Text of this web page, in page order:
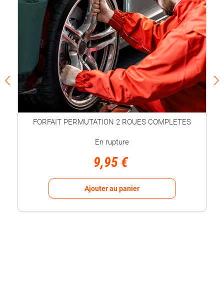
FORFAIT PERMUTATION 2 ROUES COMPLETES
En rupture
9,95 €
Ajouter au panier